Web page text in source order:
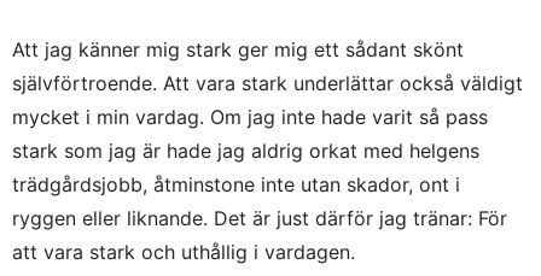
Att jag känner mig stark ger mig ett sådant skönt
självförtroende. Att vara stark underlättar också väldigt
mycket i min vardag. Om jag inte hade varit så pass
stark som jag är hade jag aldrig orkat med helgens
trädgårdsjobb, åtminstone inte utan skador, ont i
ryggen eller liknande. Det är just därför jag tränar: För
att vara stark och uthållig i vardagen.